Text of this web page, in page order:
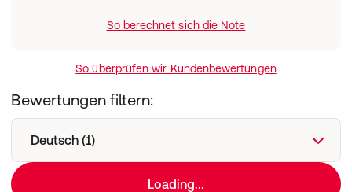
So berechnet sich die Note
So überprüfen wir Kundenbewertungen
Bewertungen filtern:
Deutsch (1)
Loading...